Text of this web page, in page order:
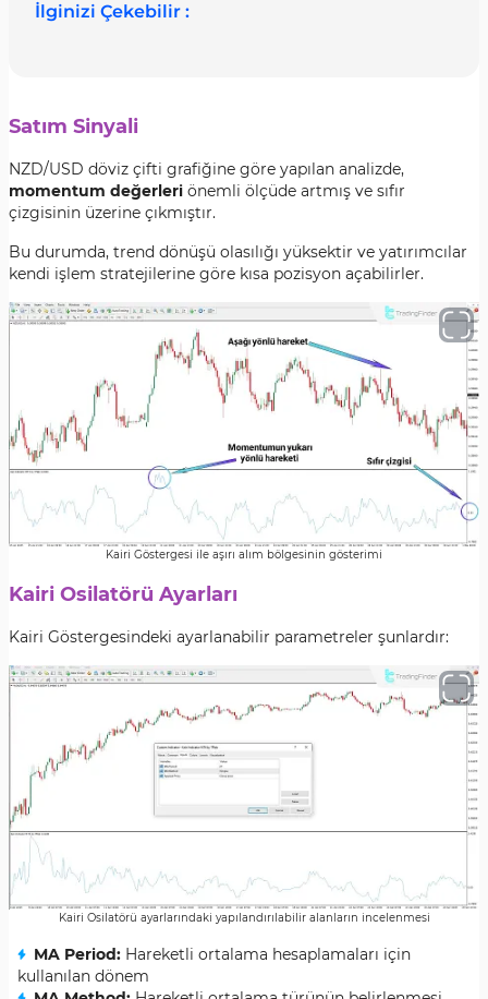
İlginizi Çekebilir :
Satım Sinyali
NZD/USD döviz çifti grafiğine göre yapılan analizde,
momentum değerleri önemli ölçüde artmış ve sıfır
çizgisinin üzerine çıkmıştır.
Bu durumda, trend dönüşü olasılığı yüksektir ve yatırımcılar
kendi işlem stratejilerine göre kısa pozisyon açabilirler.
Kairi Göstergesi ile aşırı alım bölgesinin gösterimi
Kairi Osilatörü Ayarları
Kairi Göstergesindeki ayarlanabilir parametreler şunlardır:
Kairi Osilatörü ayarlarındaki yapılandırılabilir alanların incelenmesi
MA Period: Hareketli ortalama hesaplamaları için
kullanılan dönem